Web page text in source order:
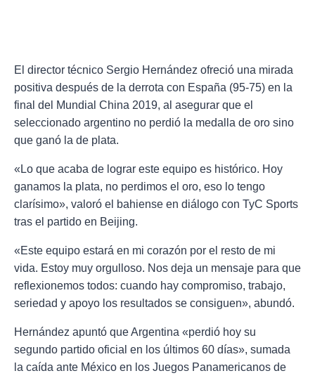
El director técnico Sergio Hernández ofreció una mirada
positiva después de la derrota con España (95-75) en la
final del Mundial China 2019, al asegurar que el
seleccionado argentino no perdió la medalla de oro sino
que ganó la de plata.
«Lo que acaba de lograr este equipo es histórico. Hoy
ganamos la plata, no perdimos el oro, eso lo tengo
clarísimo», valoró el bahiense en diálogo con TyC Sports
tras el partido en Beijing.
«Este equipo estará en mi corazón por el resto de mi
vida. Estoy muy orgulloso. Nos deja un mensaje para que
reflexionemos todos: cuando hay compromiso, trabajo,
seriedad y apoyo los resultados se consiguen», abundó.
Hernández apuntó que Argentina «perdió hoy su
segundo partido oficial en los últimos 60 días», sumada
la caída ante México en los Juegos Panamericanos de